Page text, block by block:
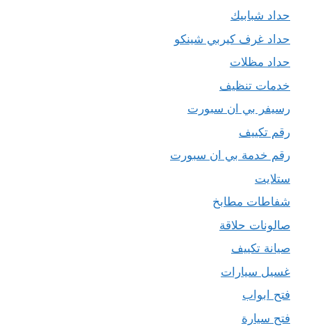
حداد شبابيك
حداد غرف كيربي شينكو
حداد مظلات
خدمات تنظيف
رسيفر بي ان سبورت
رقم تكييف
رقم خدمة بي ان سبورت
ستلايت
شفاطات مطابخ
صالونات حلاقة
صيانة تكييف
غسيل سيارات
فتح ابواب
فتح سيارة